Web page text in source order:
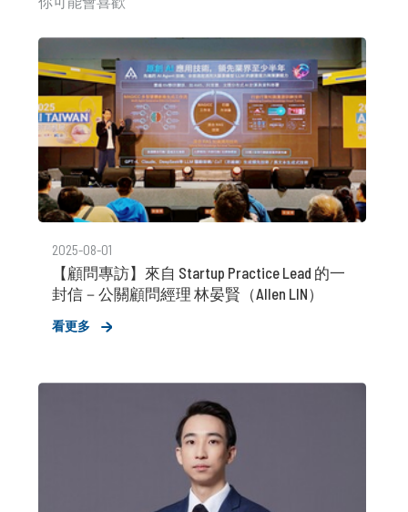
2025-08-01
【顧問專訪】來自 Startup Practice Lead 的一
封信－公關顧問經理 林晏賢（Allen LIN）
看更多